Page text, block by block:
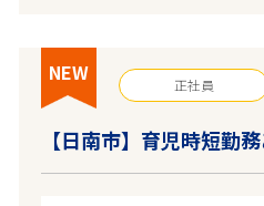
NEW 正社員
【日南市】育児時短勤